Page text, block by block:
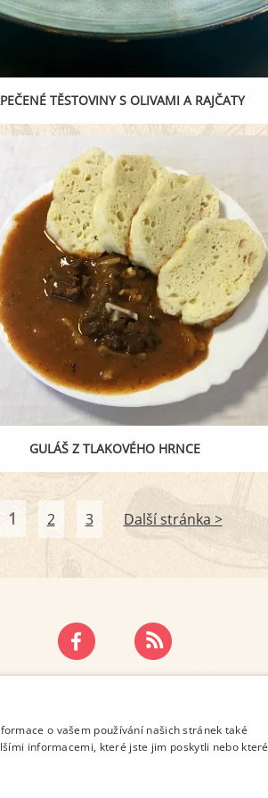
TĚSTOVINY S OLIVAMI A RAJČATY
GULÁŠ Z TLAKOVÉHO HRNCE
1 2 3 Další stránka >
OSOBNÍCH ÚDAJŮ
o vašem používání našich stránek také
informacemi, které jste jim poskytli nebo které